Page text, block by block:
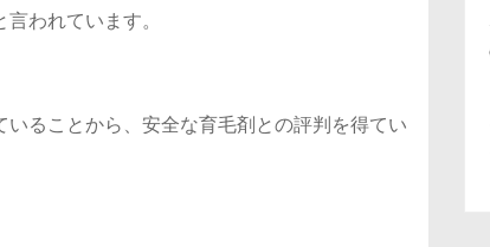
われています。
ることから、安全な育毛剤との評判を得てい